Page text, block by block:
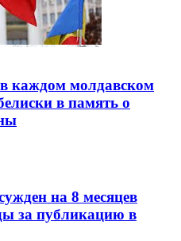
каждом молдавском
в память о
на 8 месяцев
за публикацию в